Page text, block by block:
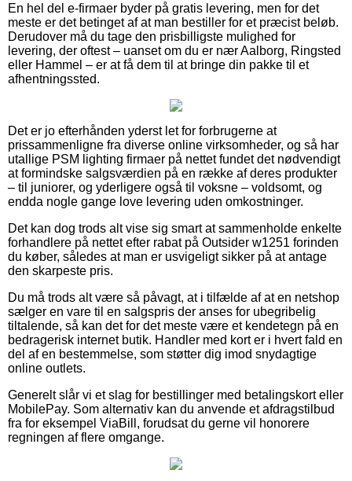
En hel del e-firmaer byder på gratis levering, men for det
meste er det betinget af at man bestiller for et præcist beløb.
Derudover må du tage den prisbilligste mulighed for
levering, der oftest – uanset om du er nær Aalborg, Ringsted
eller Hammel – er at få dem til at bringe din pakke til et
afhentningssted.
Det er jo efterhånden yderst let for forbrugerne at
prissammenligne fra diverse online virksomheder, og så har
utallige PSM lighting firmaer på nettet fundet det nødvendigt
at formindske salgsværdien på en række af deres produkter
– til juniorer, og yderligere også til voksne – voldsomt, og
endda nogle gange love levering uden omkostninger.
Det kan dog trods alt vise sig smart at sammenholde enkelte
forhandlere på nettet efter rabat på Outsider w1251 forinden
du køber, således at man er usvigeligt sikker på at antage
den skarpeste pris.
Du må trods alt være så påvagt, at i tilfælde af at en netshop
sælger en vare til en salgspris der anses for ubegribelig
tiltalende, så kan det for det meste være et kendetegn på en
bedragerisk internet butik. Handler med kort er i hvert fald en
del af en bestemmelse, som støtter dig imod snydagtige
online outlets.
Generelt slår vi et slag for bestillinger med betalingskort eller
MobilePay. Som alternativ kan du anvende et afdragstilbud
fra for eksempel ViaBill, forudsat du gerne vil honorere
regningen af flere omgange.